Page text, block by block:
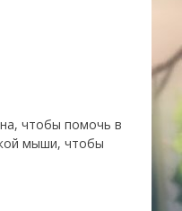
чтобы помочь в
мыши, чтобы